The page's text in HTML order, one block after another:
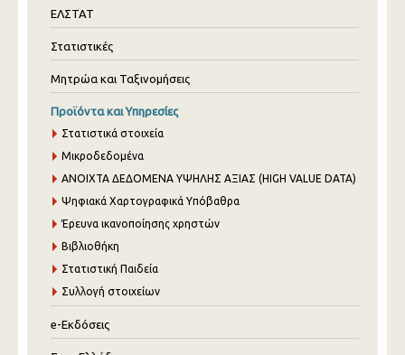
ΕΛΣΤΑΤ
Στατιστικές
Μητρώα και Ταξινομήσεις
Προϊόντα και Υπηρεσίες
Στατιστικά στοιχεία
Μικροδεδομένα
ANOIXTA ΔΕΔΟΜΕΝΑ ΥΨΗΛΗΣ ΑΞΙΑΣ (HIGH VALUE DATA)
Ψηφιακά Χαρτογραφικά Υπόβαθρα
Έρευνα ικανοποίησης χρηστών
Βιβλιοθήκη
Στατιστική Παιδεία
Συλλογή στοιχείων
e-Εκδόσεις